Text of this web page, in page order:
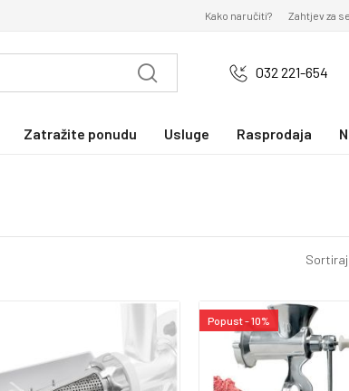
Kako naručiti? Zahtjev za
032 221-654
Zatražite ponudu Usluge Rasprodaja
Popust - 10%